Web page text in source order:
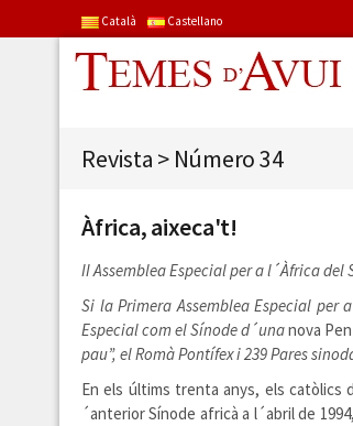
Català Castellano
Revista > Número 34
Àfrica, aixeca't!
II Assemblea Especial per a l´Àfrica del
Si la Primera Assemblea Especial per
Especial com el Sínode d´unanova
pau”, el Romà Pontífex i 239 Pares
En els últims trenta anys, els catòlics
´anterior Sínode africà a l´abril de